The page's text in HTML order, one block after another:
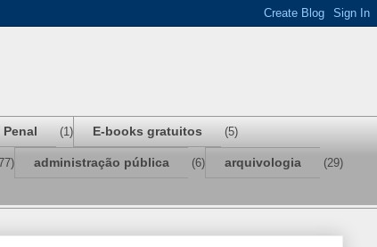
(1) E-books gratuitos (5)
administração pública (6) arquivologia (29)